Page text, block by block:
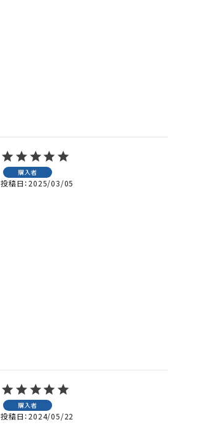
購入者
投稿日 2025/03/05
購入者
投稿日 2024/05/22